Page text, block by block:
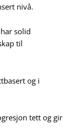
nivå.
solid
til
og i
tett og gir